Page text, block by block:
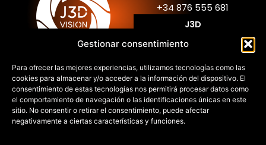
Gestionar consentimiento
Para ofrecer las mejores experiencias, utilizamos tecnologías como las
cookies para almacenar y/o acceder a la información del dispositivo. El
consentimiento de estas tecnologías nos permitirá procesar datos como
el comportamiento de navegación o las identificaciones únicas en este
sitio. No consentir o retirar el consentimiento, puede afectar
negativamente a ciertas características y funciones.
Inspection Measurement
Systems
+34 876 555 681
J3D
Tecnología
Sistemas
Reparación Automática
Blog